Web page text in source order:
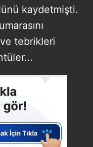
kaydetmişti.
tebrikleri